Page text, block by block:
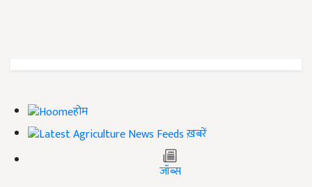
होम
ख़बरें
जॉब्स